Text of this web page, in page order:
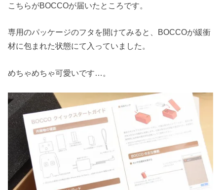
こちらがBOCCOが届いたところです。
専用のパッケージのフタを開けてみると、BOCCOが緩衝
材に包まれた状態にて入っていました。
めちゃめちゃ可愛いです…。